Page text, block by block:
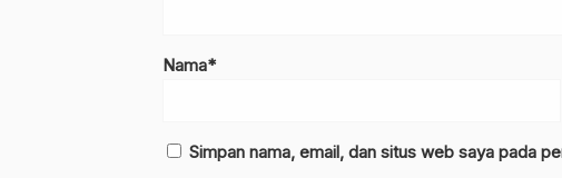
Nama*
Simpan nama, email, dan situs web saya pada